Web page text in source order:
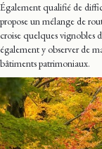
Également qualifié de
propose un mélange de
croise quelques vignobles
également y observer de
bâtiments patrimoniaux.